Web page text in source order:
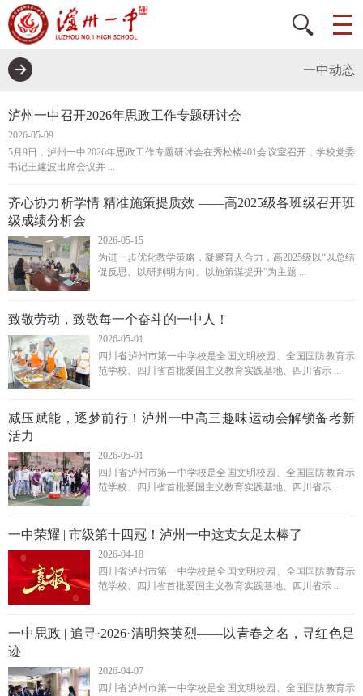
一中动态
泸州一中召开2026年思政工作专题研讨会
2026-05-09
5月9日，泸州一中2026年思政工作专题研讨会在秀松楼401会议室召开，学校党委
书记王建波出席会议并 ...
齐心协力析学情 精准施策提质效 ——高2025级各班级召开班
级成绩分析会
2026-05-15
为进一步优化教学策略，凝聚育人合力，高2025级以“以总结
促反思、以研判明方向、以施策谋提升”为主题 ...
致敬劳动，致敬每一个奋斗的一中人！
2026-05-01
四川省泸州市第一中学校是全国文明校园、全国国防教育示
范学校、四川省首批爱国主义教育实践基地、四川省示 ...
减压赋能，逐梦前行！泸州一中高三趣味运动会解锁备考新
活力
2026-05-01
四川省泸州市第一中学校是全国文明校园、全国国防教育示
范学校、四川省首批爱国主义教育实践基地、四川省示 ...
一中荣耀 | 市级第十四冠！泸州一中这支女足太棒了
2026-04-18
四川省泸州市第一中学校是全国文明校园、全国国防教育示
范学校、四川省首批爱国主义教育实践基地、四川省示 ...
一中思政 | 追寻·2026·清明祭英烈——以青春之名，寻红色足
迹
2026-04-07
四川省泸州市第一中学校是全国文明校园、全国国防教育示